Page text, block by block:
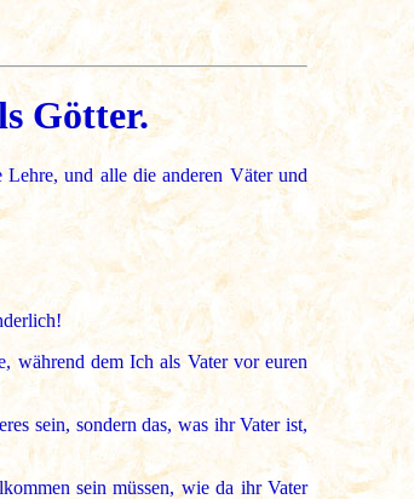
Götter.
und alle die anderen Väter und
während dem Ich als Vater vor euren
sein, sondern das, was ihr Vater ist,
sein müssen, wie da ihr Vater